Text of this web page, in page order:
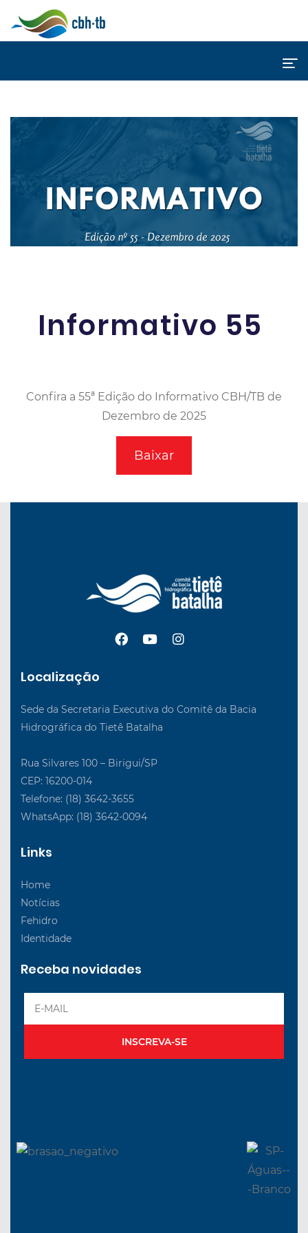
Informativo 55
Confira a 55ª Edição do Informativo CBH/TB de
Dezembro de 2025
Baixar
Localização
Sede da Secretaria Executiva do Comitê da Bacia
Hidrográfica do Tietê Batalha
Rua Silvares 100 – Birigui/SP
CEP: 16200-014
Telefone: (18) 3642-3655
WhatsApp: (18) 3642-0094
Links
Home
Notícias
Fehidro
Identidade
Receba novidades